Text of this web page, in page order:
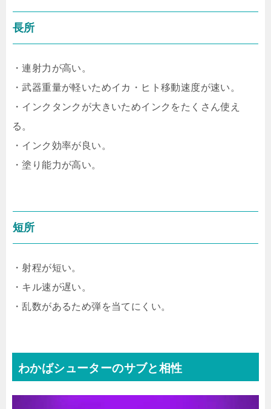
長所
・連射力が高い。
・武器重量が軽いためイカ・ヒト移動速度が速い。
・インクタンクが大きいためインクをたくさん使え
る。
・インク効率が良い。
・塗り能力が高い。
短所
・射程が短い。
・キル速が遅い。
・乱数があるため弾を当てにくい。
わかばシューターのサブと相性